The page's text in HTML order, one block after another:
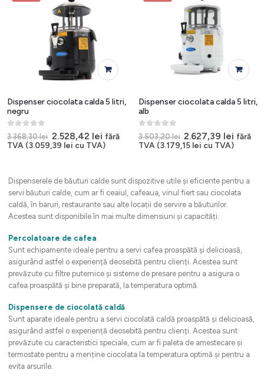
Dispenser ciocolata calda 5 litri,
negru
0 out of 5
3.368,30lei Prețul
inițial
a
2.528,42 leiPrețul
curent
fără
TVA (3.059,39 lei cu TVA)
Dispenser ciocolata calda 5 litri,
alb
0 out of 5
3.503,20lei Prețul
inițial
2.627,39 lei Prețul
curent
fără
TVA (3.179,15 lei cu TVA)
Dispenserele de băuturi calde sunt dispozitive utile și eficiente pentru a
servi băuturi calde, cum ar fi ceaiul, cafeaua, vinul fiert sau ciocolata
caldă, în baruri, restaurante sau alte locații de servire a băuturilor.
Acestea sunt disponibile în mai multe dimensiuni și capacități.
Percolatoare de cafea
Sunt echipamente ideale pentru a servi cafea proaspătă și delicioasă,
asigurând astfel o experiență deosebită pentru clienți. Acestea sunt
prevăzute cu filtre puternice și sisteme de presare pentru a asigura o
cafea proaspătă și bine preparată, la temperatura optimă.
Dispensere de ciocolată caldă
Sunt aparate ideale pentru a servi ciocolată caldă proaspătă și delicioasă,
asigurând astfel o experiență deosebită pentru clienți. Acestea sunt
prevăzute cu caracteristici speciale, cum ar fi paleta de amestecare și
termostate pentru a menține ciocolata la temperatura optimă și pentru a
evita arsurile.